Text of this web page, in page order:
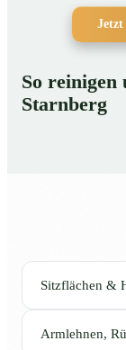
Jetzt
So reinigen
Starnberg
Sitzflächen &
Armlehnen,